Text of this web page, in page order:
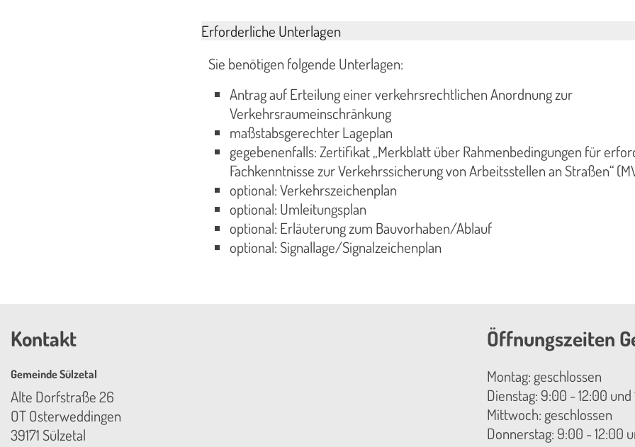
Erforderliche Unterlagen
Sie benötigen folgende Unterlagen:
Antrag auf Erteilung einer verkehrsrechtlichen Anordnung zur
Verkehrsraumeinschränkung
maßstabsgerechter Lageplan
gegebenenfalls: Zertifikat „Merkblatt über Rahmenbedingungen für
Fachkenntnisse zur Verkehrssicherung von Arbeitsstellen an Straßen“
optional: Verkehrszeichenplan
optional: Umleitungsplan
optional: Erläuterung zum Bauvorhaben/Ablauf
optional: Signallage/Signalzeichenplan
Kontakt
Gemeinde Sülzetal
Alte Dorfstraße 26
OT Osterweddingen
39171 Sülzetal
Öffnungszeiten
Montag: geschlossen
Dienstag: 9:00 - 12:00
Mittwoch: geschlossen
Donnerstag: 9:00 - 12:00